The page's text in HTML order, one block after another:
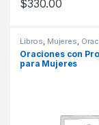
$330.00
Libros, Mujeres,
Oraciones con
para Mujeres